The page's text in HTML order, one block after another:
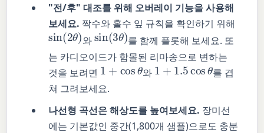
"전/후" 대조를 위해 오버레이 기능을 사용해
보세요. 짝수와 홀수 잎 규칙을 확인하기 위해
sin(2θ)
와
sin(3θ)
를 함께 플롯해 보세요. 또
는 카디오이드가 함몰된 리마송으로 변하는
것을 보려면 1 +cosθ 와 1 +1.5cosθ 를 겹
쳐 그려보세요.
나선형 곡선은 해상도를 높여보세요. 장미선
에는 기본값인 중간(1,800개 샘플)으로도 충분